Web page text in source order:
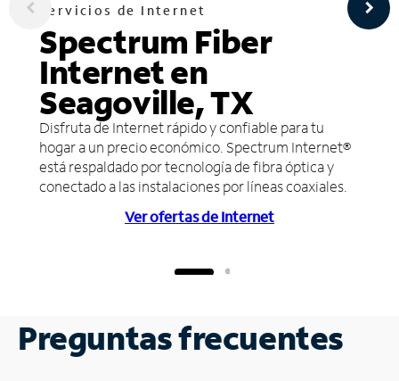
Servicios de Internet
Spectrum Fiber
Internet en
Seagoville, TX
Disfruta de Internet rápido y confiable para tu
hogar a un precio económico. Spectrum Internet®
está respaldado por tecnología de fibra óptica y
conectado a las instalaciones por líneas coaxiales.
Ver ofertas de Internet
Preguntas frecuentes